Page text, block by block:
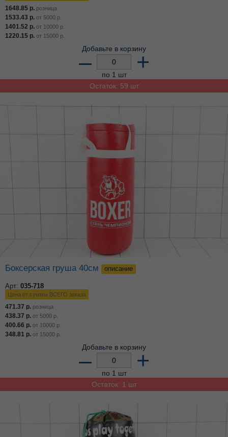
1648.85 р. розница
1533.43 р. от 5000 р.
1401.52 р. от 10000 р.
1220.15 р. от 15000 р.
Добавьте в корзину
– +
по 1 шт
Остаток: 59 шт
Боксерская груша 40см описание
Арт: 035-718
Цена от суммы ВСЕГО заказа
471.37 р. розница
438.37 р. от 5000 р.
400.66 р. от 10000 р.
348.81 р. от 15000 р.
Добавьте в корзину
– +
по 1 шт
Остаток: 1 шт